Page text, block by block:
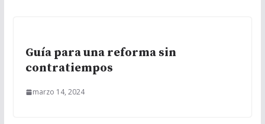
Guía para una reforma sin
contratiempos
marzo 14, 2024